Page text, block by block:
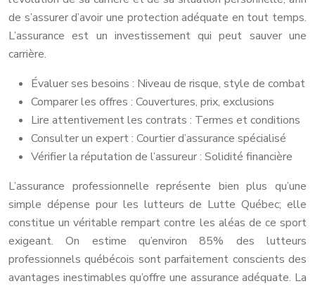
de s’assurer d’avoir une protection adéquate en tout temps.
L’assurance est un investissement qui peut sauver une
carrière.
Évaluer ses besoins : Niveau de risque, style de combat
Comparer les offres : Couvertures, prix, exclusions
Lire attentivement les contrats : Termes et conditions
Consulter un expert : Courtier d’assurance spécialisé
Vérifier la réputation de l’assureur : Solidité financière
L’assurance professionnelle représente bien plus qu’une
simple dépense pour les lutteurs de Lutte Québec; elle
constitue un véritable rempart contre les aléas de ce sport
exigeant. On estime qu’environ 85% des lutteurs
professionnels québécois sont parfaitement conscients des
avantages inestimables qu’offre une assurance adéquate. La